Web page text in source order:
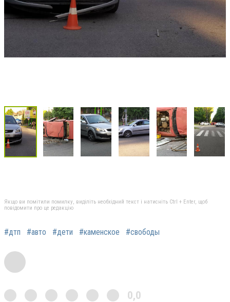
Якщо ви помітили помилку, виділіть необхідний текст і натисніть Ctrl + Enter, щоб
повідомити про це редакцію
#дтп #авто #дети #каменское #свободы
0,0